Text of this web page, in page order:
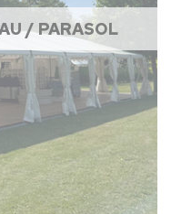
/ PARASOL